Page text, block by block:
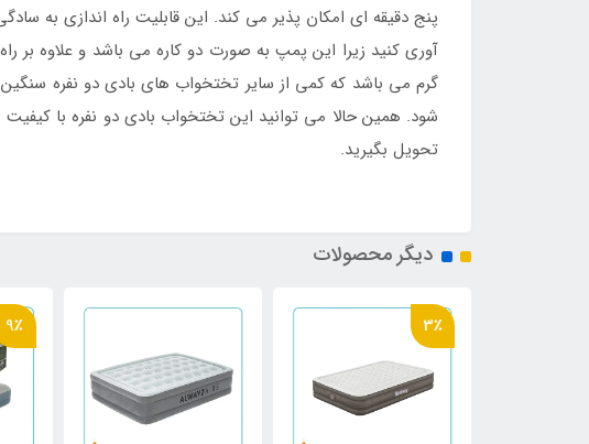
پنج دقیقه ای امکان پذیر می کند. این قابلیت راه اندازی به
گرم می باشد که کمی از سایر تختخواب های بادی دو نفره
شود. همین حالا می توانید این تختخواب بادی دو نفره با
تحویل بگیرید.
دیگر محصولات
3٪ 9٪